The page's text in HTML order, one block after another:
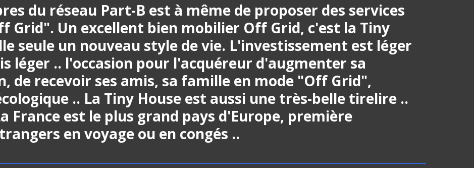
du réseau Part-B est à même de proposer des services
Grid". Un excellent bien mobilier Off Grid, c'est la Tiny
seule un nouveau style de vie. L'investissement est léger
léger .. l'occasion pour l'acquéreur d'augmenter sa
de recevoir ses amis, sa famille en mode "Off Grid",
.. La Tiny House est aussi une très-belle tirelire ..
France est le plus grand pays d'Europe, première
en voyage ou en congés ..